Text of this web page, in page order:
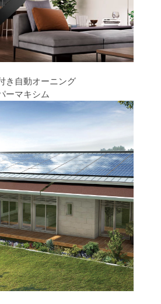
き自動オーニング
ーマキシム